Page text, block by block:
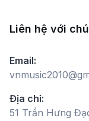
Liên hệ với
Email:
Địa chỉ:
51 Trần Hưng